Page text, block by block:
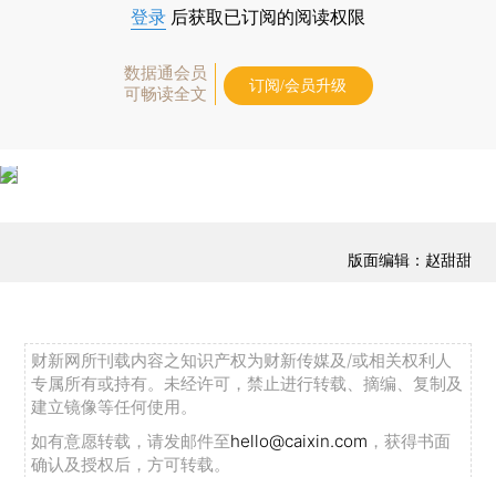
登录 后获取已订阅的阅读权限
数据通会员
可畅读全文
订阅/会员升级
版面编辑：赵甜甜
财新网所刊载内容之知识产权为财新传媒及/或相关权利人
专属所有或持有。未经许可，禁止进行转载、摘编、复制及
建立镜像等任何使用。
如有意愿转载，请发邮件至hello@caixin.com ，获得书面
确认及授权后，方可转载。